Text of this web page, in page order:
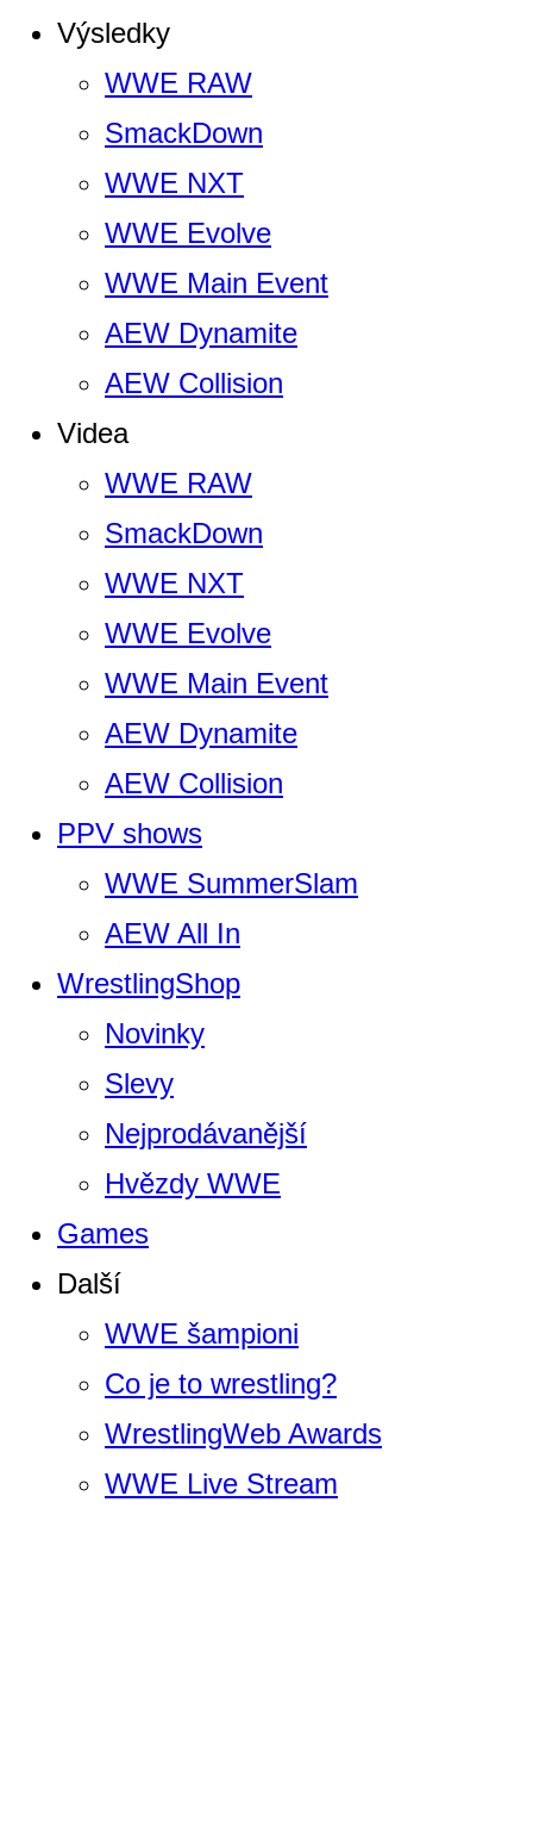
Výsledky
WWE RAW
SmackDown
WWE NXT
WWE Evolve
WWE Main Event
AEW Dynamite
AEW Collision
Videa
WWE RAW
SmackDown
WWE NXT
WWE Evolve
WWE Main Event
AEW Dynamite
AEW Collision
PPV shows
WWE SummerSlam
AEW All In
WrestlingShop
Novinky
Slevy
Nejprodávanější
Hvězdy WWE
Games
Další
WWE šampioni
Co je to wrestling?
WrestlingWeb Awards
WWE Live Stream